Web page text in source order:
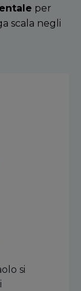
per
scala negli
si